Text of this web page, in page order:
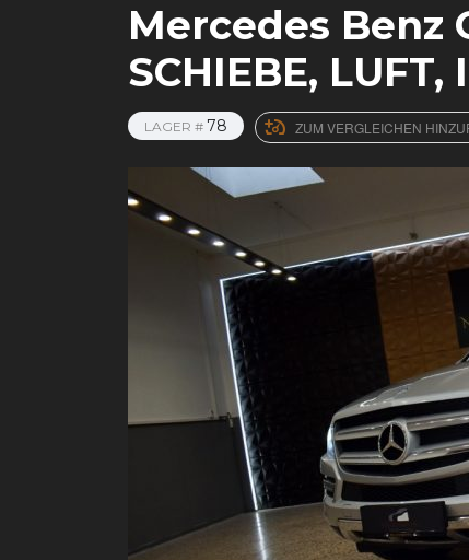
Mercedes Benz
SCHIEBE, LUFT,
LAGER # 78 ZUM VERGLEICHEN